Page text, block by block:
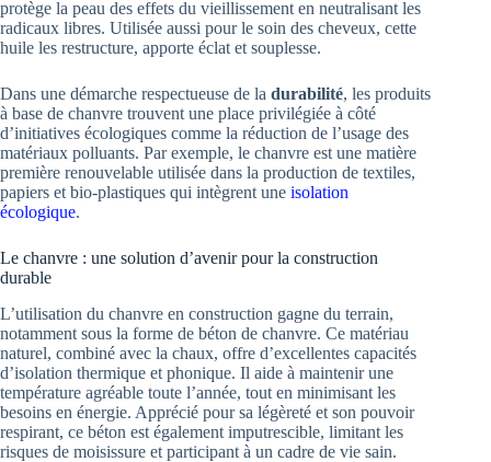
protège la peau des effets du vieillissement en neutralisant les
radicaux libres. Utilisée aussi pour le soin des cheveux, cette
huile les restructure, apporte éclat et souplesse.
Dans une démarche respectueuse de la durabilité, les produits
à base de chanvre trouvent une place privilégiée à côté
d’initiatives écologiques comme la réduction de l’usage des
matériaux polluants. Par exemple, le chanvre est une matière
première renouvelable utilisée dans la production de textiles,
papiers et bio-plastiques qui intègrent une isolation
écologique.
Le chanvre : une solution d’avenir pour la construction
durable
L’utilisation du chanvre en construction gagne du terrain,
notamment sous la forme de béton de chanvre. Ce matériau
naturel, combiné avec la chaux, offre d’excellentes capacités
d’isolation thermique et phonique. Il aide à maintenir une
température agréable toute l’année, tout en minimisant les
besoins en énergie. Apprécié pour sa légèreté et son pouvoir
respirant, ce béton est également imputrescible, limitant les
risques de moisissure et participant à un cadre de vie sain.